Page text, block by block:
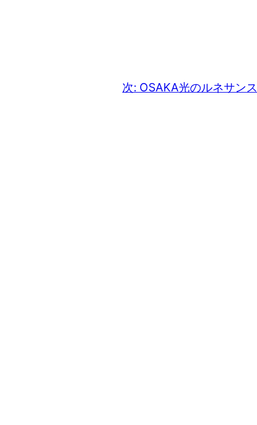
次: OSAKA光のルネサンス